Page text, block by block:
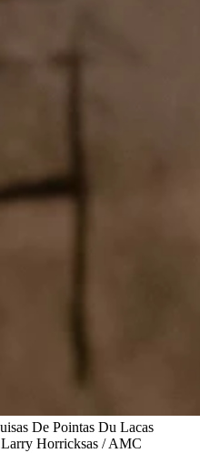
De Pointas Du Lacas
Larry Horricksas / AMC